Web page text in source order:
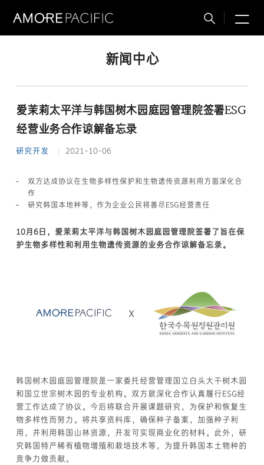
搜
索
新闻中心
爱茉莉太平洋与韩国树木园庭园管理院签署ESG
经营业务合作谅解备忘录
研究开发 2021-10-06
双方达成协议在生物多样性保护和生物遗传资源利用方面深化合
作
研究韩国本地种等，作为企业公民将善尽ESG经营责任
10月6日，爱茉莉太平洋与韩国树木园庭园管理院签署了旨在保
护生物多样性和利用生物遗传资源的业务合作谅解备忘录。
韩国树木园庭园管理院是一家委托经营管理国立白头大干树木园
和国立世宗树木园的专业机构。双方就深化合作认真履行ESG经
营工作达成了协议。今后将联合开展课题研究，为保护和恢复生
物多样性而努力。将共享资料库，确保种子备案，加强种子利
用，并利用韩国山林资源，开发可实现商业化的材料。此外，研
究韩国特产稀有植物增殖和栽培技术等，为提升韩国本土物种的
竞争力做贡献。